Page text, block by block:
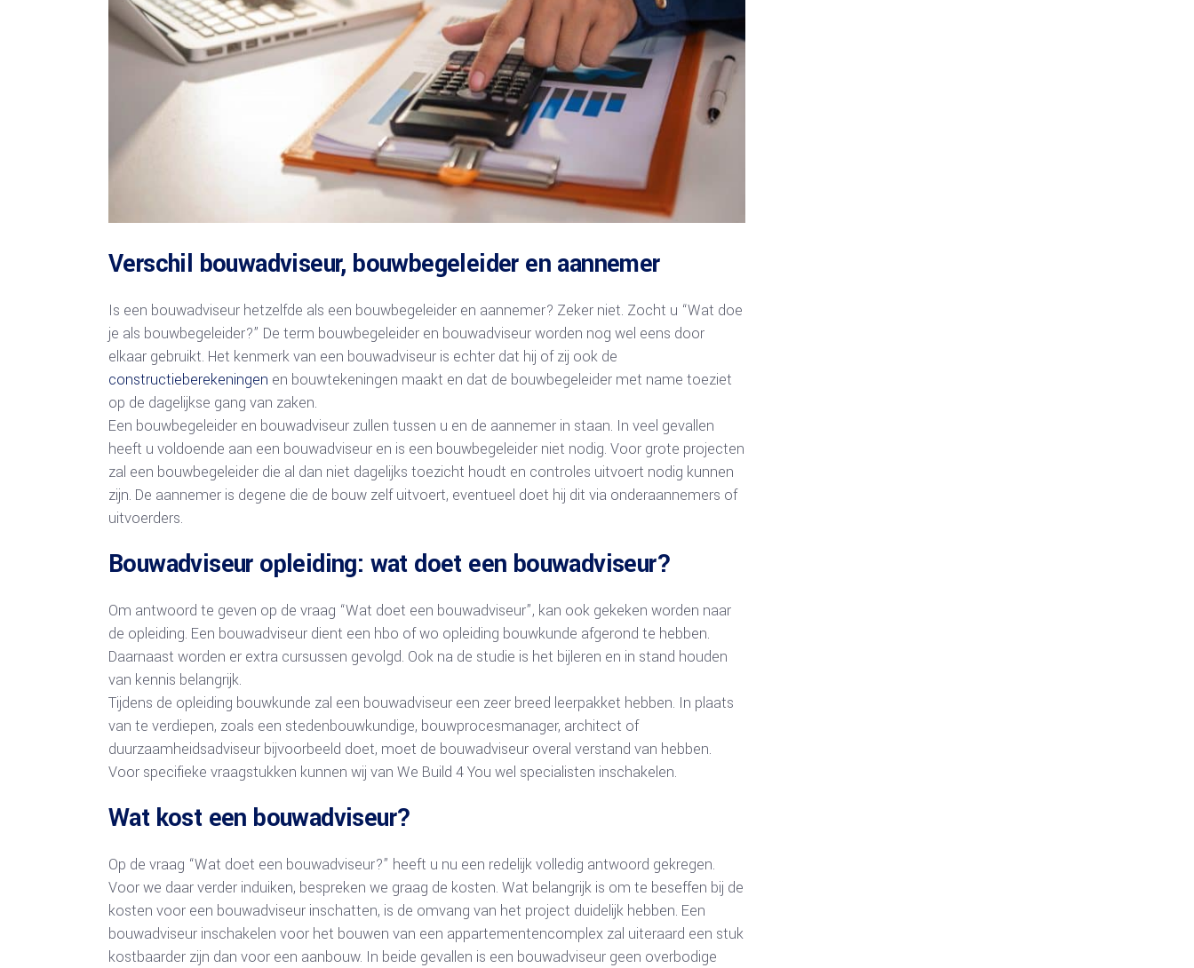
Verschil bouwadviseur, bouwbegeleider en aannemer
Is een bouwadviseur hetzelfde als een bouwbegeleider en aannemer? Zeker niet. Zocht u “Wat doe
je als bouwbegeleider?” De term bouwbegeleider en bouwadviseur worden nog wel eens door
elkaar gebruikt. Het kenmerk van een bouwadviseur is echter dat hij of zij ook de
constructieberekeningen en bouwtekeningen maakt en dat de bouwbegeleider met name toeziet
op de dagelijkse gang van zaken.
Een bouwbegeleider en bouwadviseur zullen tussen u en de aannemer in staan. In veel gevallen
heeft u voldoende aan een bouwadviseur en is een bouwbegeleider niet nodig. Voor grote projecten
zal een bouwbegeleider die al dan niet dagelijks toezicht houdt en controles uitvoert nodig kunnen
zijn. De aannemer is degene die de bouw zelf uitvoert, eventueel doet hij dit via onderaannemers of
uitvoerders.
Bouwadviseur opleiding: wat doet een bouwadviseur?
Om antwoord te geven op de vraag “Wat doet een bouwadviseur”, kan ook gekeken worden naar
de opleiding. Een bouwadviseur dient een hbo of wo opleiding bouwkunde afgerond te hebben.
Daarnaast worden er extra cursussen gevolgd. Ook na de studie is het bijleren en in stand houden
van kennis belangrijk.
Tijdens de opleiding bouwkunde zal een bouwadviseur een zeer breed leerpakket hebben. In plaats
van te verdiepen, zoals een stedenbouwkundige, bouwprocesmanager, architect of
duurzaamheidsadviseur bijvoorbeeld doet, moet de bouwadviseur overal verstand van hebben.
Voor specifieke vraagstukken kunnen wij van We Build 4 You wel specialisten inschakelen.
Wat kost een bouwadviseur?
Op de vraag “Wat doet een bouwadviseur?” heeft u nu een redelijk volledig antwoord gekregen.
Voor we daar verder induiken, bespreken we graag de kosten. Wat belangrijk is om te beseffen bij de
kosten voor een bouwadviseur inschatten, is de omvang van het project duidelijk hebben. Een
bouwadviseur inschakelen voor het bouwen van een appartementencomplex zal uiteraard een stuk
kostbaarder zijn dan voor een aanbouw. In beide gevallen is een bouwadviseur geen overbodige